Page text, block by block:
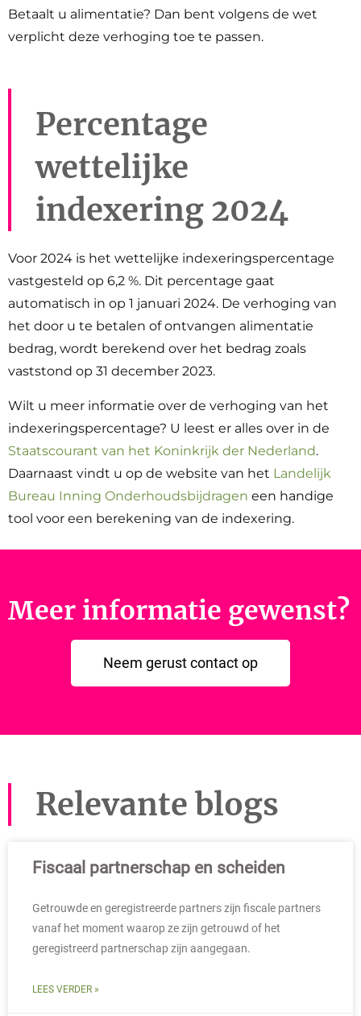
Betaalt u alimentatie? Dan bent volgens de wet
verplicht deze verhoging toe te passen.
Percentage
wettelijke
indexering 2024
Voor 2024 is het wettelijke indexeringspercentage
vastgesteld op 6,2 %. Dit percentage gaat
automatisch in op 1 januari 2024. De verhoging van
het door u te betalen of ontvangen alimentatie
bedrag, wordt berekend over het bedrag zoals
vaststond op 31 december 2023.
Wilt u meer informatie over de verhoging van het
indexeringspercentage? U leest er alles over in de
Staatscourant van het Koninkrijk der Nederland.
Daarnaast vindt u op de website van het Landelijk
Bureau Inning Onderhoudsbijdragen een handige
tool voor een berekening van de indexering.
Meer informatie gewenst?
Neem gerust contact op
Relevante blogs
Fiscaal partnerschap en scheiden
Getrouwde en geregistreerde partners zijn fiscale partners
vanaf het moment waarop ze zijn getrouwd of het
geregistreerd partnerschap zijn aangegaan.
LEES VERDER »